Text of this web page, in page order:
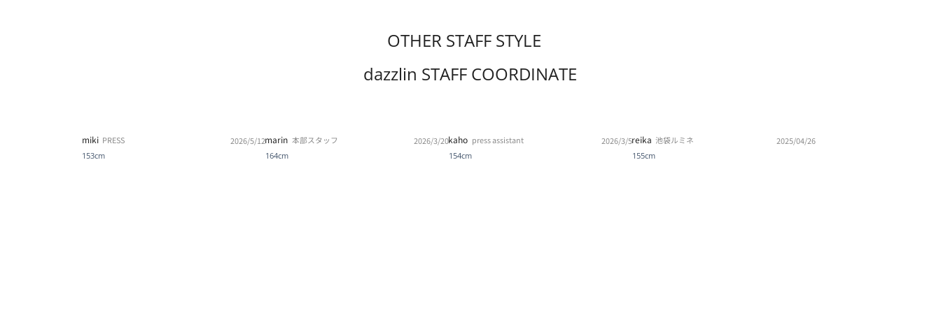
OTHER STAFF STYLE
dazzlin STAFF COORDINATE
miki PRESS 2026/5/12
153cm
marin 本部スタッフ 2026/3/20
164cm
kaho press assistant 2026/3/5
154cm
reika 池袋ルミネ 2025/04/26
155cm